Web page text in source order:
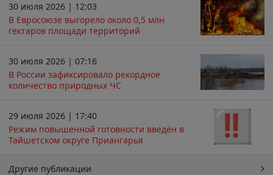
30 июля 2026 | 12:03
В Евросоюзе выгорело около 0,5 млн
гектаров площади территорий
30 июля 2026 | 07:16
В России зафиксировало рекордное
количество природных ЧС
29 июля 2026 | 17:40
Режим повышенной готовности введён в
Тайшетском округе Приангарья
Другие публикации